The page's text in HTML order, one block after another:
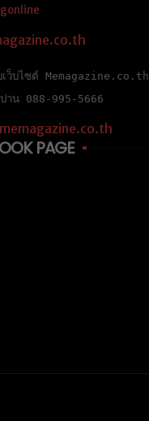
เว็บไซต์ Memagazine.co.th
าน 088-995-5666
PAGE